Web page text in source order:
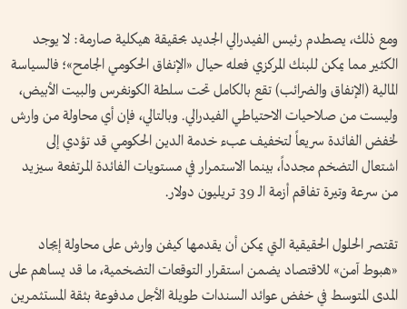
ومع ذلك، يصطدم رئيس الفيدرالي الجديد بحقيقة هيكلية صارمة: لا يوجد
الكثير مما يمكن للبنك المركزي فعله حيال «الإنفاق الحكومي الجامح»؛ فالسياسة
المالية (الإنفاق والضرائب) تقع بالكامل تحت سلطة الكونغرس والبيت الأبيض،
وليست من صلاحيات الاحتياطي الفيدرالي. وبالتالي، فإن أي محاولة من وارش
لخفض الفائدة سريعاً لتخفيف عبء خدمة الدين الحكومي قد تؤدي إلى
اشتعال التضخم مجدداً، بينما الاستمرار في مستويات الفائدة المرتفعة سيزيد
من سرعة وتيرة تفاقم أزمة الـ 39 تريليون دولار.
تقتصر الحلول الحقيقية التي يمكن أن يقدمها كيفن وارش على محاولة إيجاد
«هبوط آمن» للاقتصاد يضمن استقرار التوقعات التضخمية، ما قد يساهم على
المدى المتوسط في خفض عوائد السندات طويلة الأجل مدفوعة بثقة المستثمرين